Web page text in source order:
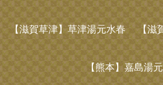
【滋賀草津】草津湯元水春 【滋
【熊本】嘉島湯